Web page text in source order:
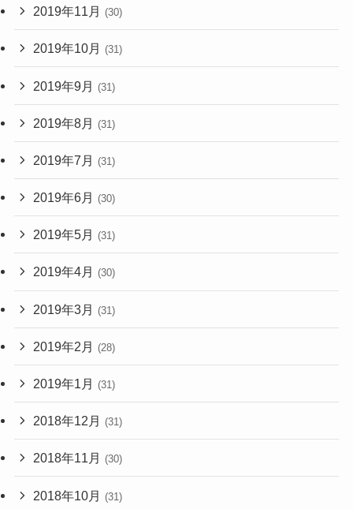
2019年11月 (30)
2019年10月 (31)
2019年9月 (31)
2019年8月 (31)
2019年7月 (31)
2019年6月 (30)
2019年5月 (31)
2019年4月 (30)
2019年3月 (31)
2019年2月 (28)
2019年1月 (31)
2018年12月 (31)
2018年11月 (30)
2018年10月 (31)